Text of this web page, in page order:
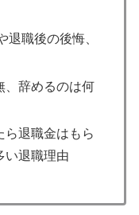
退職後の後悔、
、辞めるのは何
ら退職金はもら
い退職理由